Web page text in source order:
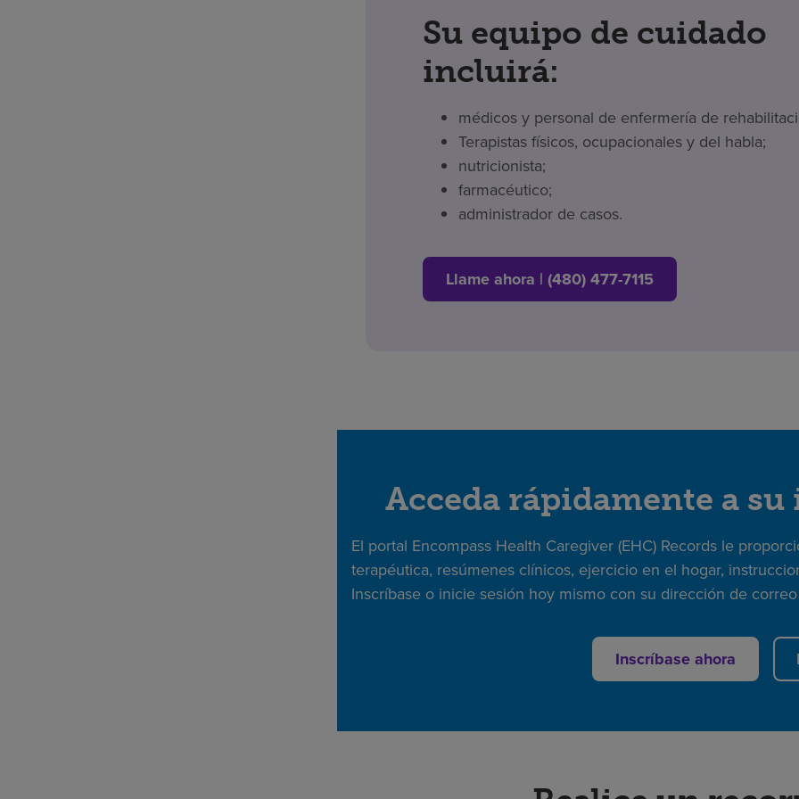
Su equipo de cuidado
incluirá:
médicos y personal de enfermería de
Terapistas físicos, ocupacionales y del habla;
nutricionista;
farmacéutico;
administrador de casos.
Llame ahora | (480) 477-7115
Acceda rápidamente a
El portal Encompass Health Caregiver (EHC) Records le
terapéutica, resúmenes clínicos, ejercicio en el hogar,
Inscríbase o inicie sesión hoy mismo con su dirección de
Inscríbase ahora